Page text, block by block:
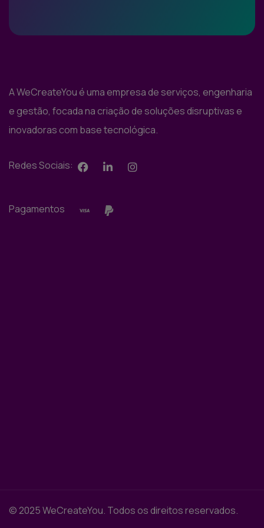
A WeCreateYou é uma empresa de serviços, engenharia
e gestão, focada na criação de soluções disruptivas e
inovadoras com base tecnológica.
Redes Sociais:
Pagamentos
© 2025 WeCreateYou. Todos os direitos reservados.